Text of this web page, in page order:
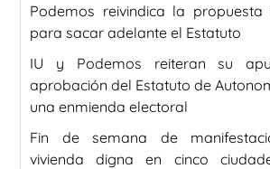
Podemos reivindica la propuesta
para sacar adelante el Estatuto
IU y Podemos reiteran su
aprobación del Estatuto de
una enmienda electoral
Fin de semana de
vivienda digna en cinco